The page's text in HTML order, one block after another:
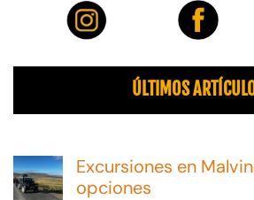
ÚLTIMOS
Excursiones en
opciones